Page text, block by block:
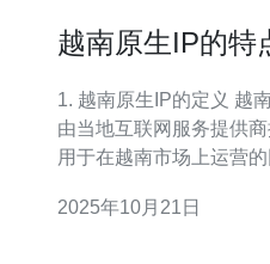
越南原生IP的特
1. 越南原生IP的定义 越南原生IP是指在越南境内分配的、
由当地互联网服务提供
用于在越南市场上运营的网站和
地理位置的接近，使用
2025年10月21日